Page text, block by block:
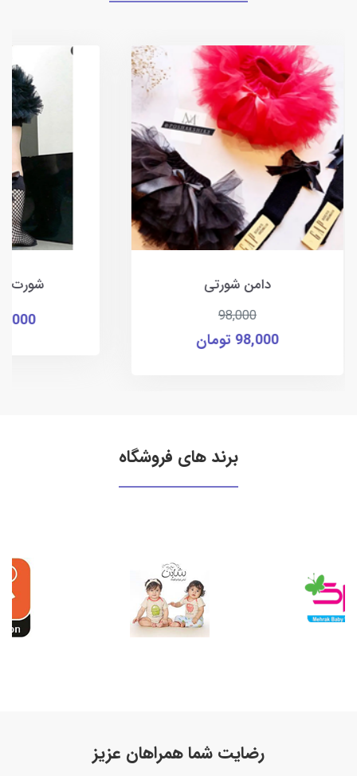
دامن شورتی
98,000
98,000 تومان
شورت
35,000
برند های فروشگاه
رضایت شما همراهان عزیز